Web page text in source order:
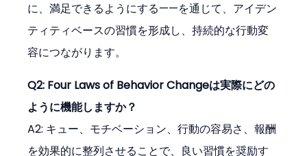
に、満足できるようにする——を通じて、アイデン
ティティベースの習慣を形成し、持続的な行動変
容につながります。
Q2: Four Laws of Behavior Changeは実際にどの
ように機能しますか？
A2: キュー、モチベーション、行動の容易さ、報酬
を効果的に整列させることで、良い習慣を奨励す